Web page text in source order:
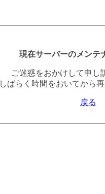
現在サーバーのメンテ
ご迷惑をおかけして申し
しばらく時間をおいてから
戻る